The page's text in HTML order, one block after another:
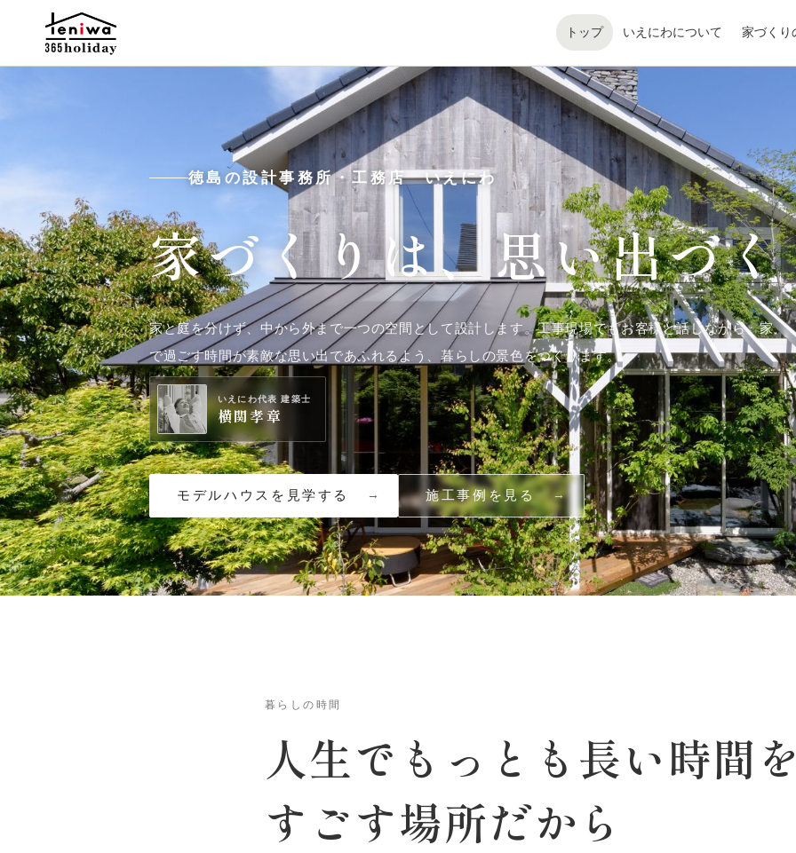
トップ いえにわについて 家づくり
徳島の設計事務所・工務店 いえにわ
家づくりは、思い出づ
家と庭を分けず、中から外まで一つの空間として設計します。工事現場でもお客様と話しながら、家
で過ごす時間が素敵な思い出であふれるよう、暮らしの景色をつくります。
いえにわ代表 建築士
横関孝章
モデルハウスを見学する 施工事例を見る
暮らしの時間
人生でもっとも 長い時間
すごす場所だから